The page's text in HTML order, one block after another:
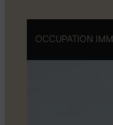
OCCUPATION